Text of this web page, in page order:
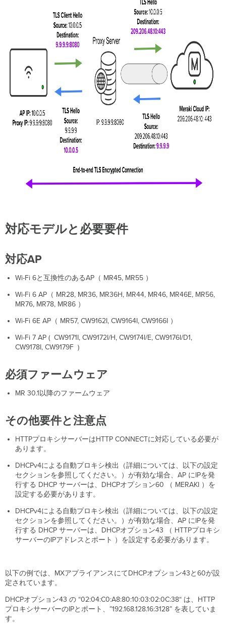
ジ
る
CONNECT
プ
の
対応モデルと必要要件
対応AP
Wi-Fi 6と互換性のあるAP（ MR45, MR55 ）
Wi-Fi 6 AP（ MR28, MR36, MR36H, MR44, MR46, MR46E, MR56,
MR76, MR78, MR86 ）
Wi-Fi 6E AP（ MR57, CW9162I, CW9164I, CW9166I ）
Wi-Fi 7 AP ( CW9171I, CW9172I/H, CW9174I/E, CW9176I/D1,
CW9178I, CW9179F )
必須ファームウェア
MR 30.1以降のファームウェア
その他要件と注意点
HTTPプロキシサーバーはHTTP CONNECTに対応している必要が
あります。
DHCPv4による自動プロキシ検出（詳細については、以下の設定
セクションを参照してください。）が有効な場合、AP にIPを発
行する DHCP サーバーは、DHCPオプション60 （ MERAKI ）を
設定する必要があります。
DHCPv4による自動プロキシ検出（詳細については、以下の設定
セクションを参照してください。）が有効な場合、AP にIPを発
行する DHCP サーバーは、DHCPオプション43 （ HTTPプロキシ
サーバーのIPアドレスとポート ）を設定する必要があります。
以下の例では、MXアプライアンスにてDHCPオプション43と60が設
定されています。
DHCPオプション43 の “02:04:C0:A8:80:10:03:02:0C:38“ は、HTTP
プロキシサーバーのIPとポート、”192.168.128.16:3128” を表していま
す。